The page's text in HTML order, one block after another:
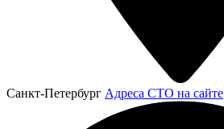
Санкт-Петербург Адреса СТО на сайте